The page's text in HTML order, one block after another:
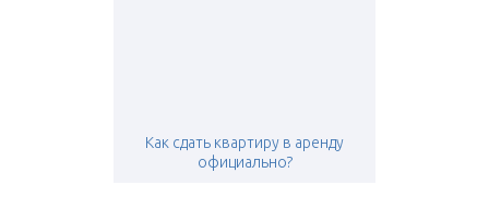
Как сдать квартиру в аренду
официально?